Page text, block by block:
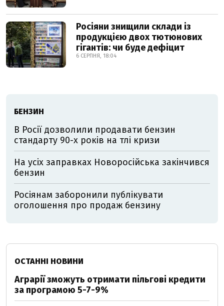
Росіяни знищили склади із
продукцією двох тютюнових
гігантів: чи буде дефіцит
6 СЕРПНЯ, 18:04
БЕНЗИН
В Росії дозволили продавати бензин
стандарту 90-х років на тлі кризи
На усіх заправках Новоросійська закінчився
бензин
Росіянам заборонили публікувати
оголошення про продаж бензину
ОСТАННІ НОВИНИ
Аграрії зможуть отримати пільгові кредити
за програмою 5-7-9%